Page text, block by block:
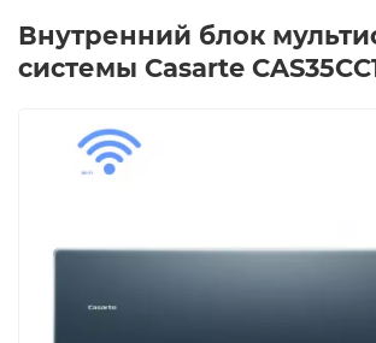
Внутренний блок
системы Casarte